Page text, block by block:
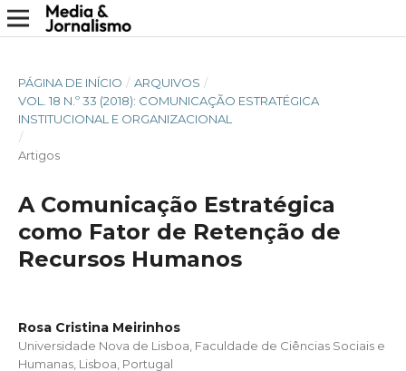
PÁGINA DE INÍCIO / ARQUIVOS /
VOL. 18 N.º 33 (2018): COMUNICAÇÃO ESTRATÉGICA
INSTITUCIONAL E ORGANIZACIONAL
/
Artigos
A Comunicação Estratégica
como Fator de Retenção de
Recursos Humanos
Rosa Cristina Meirinhos
Universidade Nova de Lisboa, Faculdade de Ciências Sociais e
Humanas, Lisboa, Portugal